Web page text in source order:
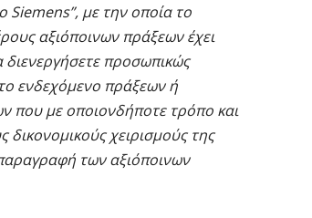
με την οποία το
αξιόποινων πράξεων έχει
προσωπικώς
ενδεχόμενο πράξεων ή
που με οποιονδήποτε τρόπο και
χειρισμούς της
των αξιόποινων